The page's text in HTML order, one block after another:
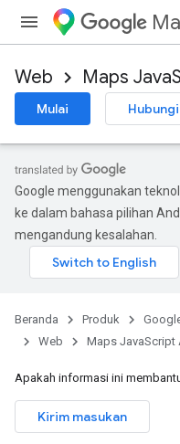
Web Maps
Mulai
Google menggunakan
ke dalam bahasa pilihan
mengandung kesalahan.
Beranda Produk
Web
Maps JavaScript
Apakah informasi ini
Kirim masukan